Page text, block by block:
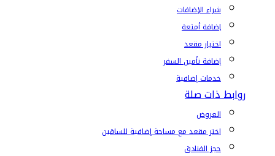
شراء الإضافات
إضافة أمتعة
اختيار مقعد
إضافة تأمين السفر
خدمات إضافية
روابط ذات صلة
العروض
اختر مقعد مع مساحة إضافية للساقين
حجز الفنادق